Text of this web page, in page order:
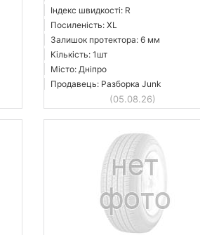
Індекс швидкості: R
Посиленість: XL
Залишок протектора: 6 мм
Кількість: 1шт
Місто: Дніпро
Продавець: Разборка Junk
(05.08.26)